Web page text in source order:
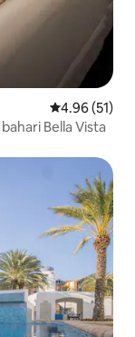
Ukadiriaji wa
4.96 (51)
Bella Vista